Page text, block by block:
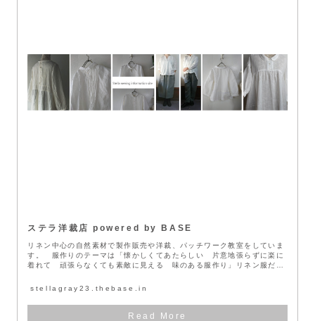
ステラ洋裁店 powered by BASE
リネン中心の自然素材で製作販売や洋裁、パッチワーク教室をしていま
す。 服作りのテーマは「懐かしくてあたらしい 片意地張らずに楽に
着れて 頑張らなくても素敵に見える 味のある服作り」リネン服だか
stellagray23.thebase.in